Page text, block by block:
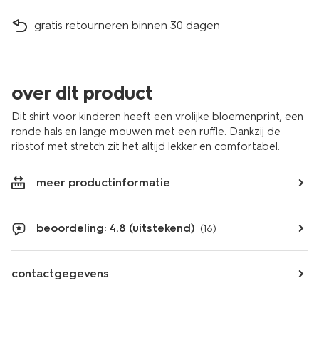
gratis retourneren binnen 30 dagen
over dit product
Dit shirt voor kinderen heeft een vrolijke bloemenprint, een
ronde hals en lange mouwen met een ruffle. Dankzij de
ribstof met stretch zit het altijd lekker en comfortabel.
meer productinformatie
beoordeling: 4.8 (uitstekend) (16)
contactgegevens